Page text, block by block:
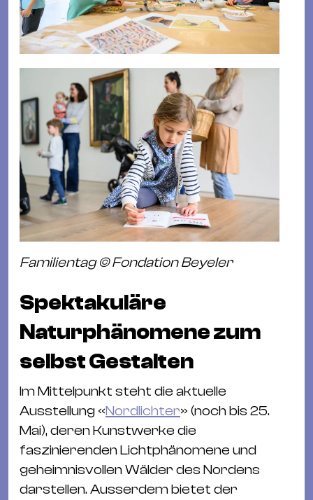
Familientag © Fondation Beyeler
Spektakuläre
Naturphänomene zum
selbst Gestalten
Im Mittelpunkt steht die aktuelle
Ausstellung «Nordlichter» (noch bis 25.
Mai), deren Kunstwerke die
faszinierenden Lichtphänomene und
geheimnisvollen Wälder des Nordens
darstellen. Ausserdem bietet der